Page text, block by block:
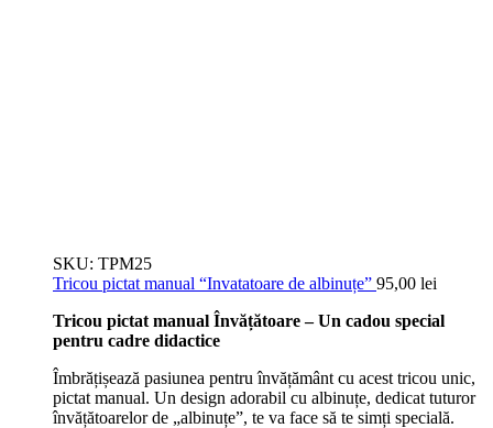
SKU: TPM25
Tricou pictat manual “Invatatoare de albinuțe” 95,00 lei
Tricou pictat manual Învățătoare – Un cadou special
pentru cadre didactice
Îmbrățișează pasiunea pentru învățământ cu acest tricou unic,
pictat manual. Un design adorabil cu albinuțe, dedicat tuturor
învățătoarelor de „albinuțe”, te va face să te simți specială.